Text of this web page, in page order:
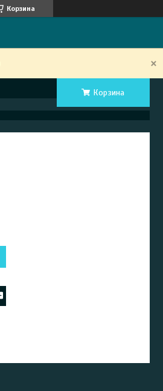
Корзина
Корзина